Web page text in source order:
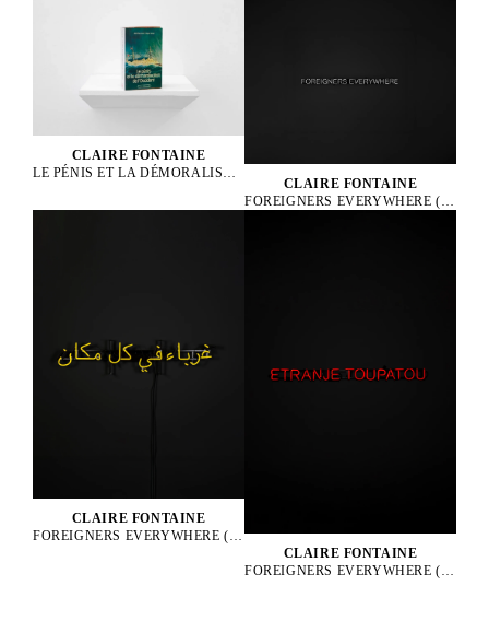
CLAIRE FONTAINE
LE PÉNIS ET LA DÉMORALISATION DE L’OCCIDENT BRICKBAT, 2024
CLAIRE FONTAINE
FOREIGNERS EVERYWHERE (ENGLISH), 2005
CLAIRE FONTAINE
FOREIGNERS EVERYWHERE (ARABIC), 2005
CLAIRE FONTAINE
FOREIGNERS EVERYWHERE (CREOLE), 2010